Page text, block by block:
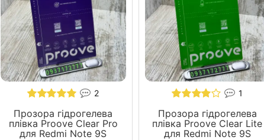
2
Прозора гідрогелева
плівка Proove Clear Pro
для Redmi Note 9S
1
Прозора гідрогелева
плівка Proove Clear Lite
для Redmi Note 9S